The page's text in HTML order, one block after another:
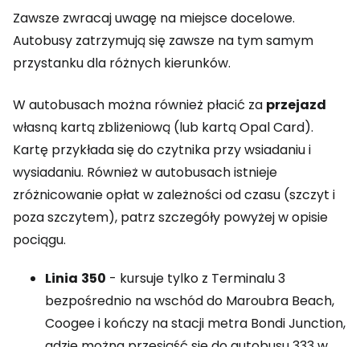
Zawsze zwracaj uwagę na miejsce docelowe.
Autobusy zatrzymują się zawsze na tym samym
przystanku dla różnych kierunków.
W autobusach można również płacić za przejazd
własną kartą zbliżeniową (lub kartą Opal Card).
Kartę przykłada się do czytnika przy wsiadaniu i
wysiadaniu. Również w autobusach istnieje
zróżnicowanie opłat w zależności od czasu (szczyt i
poza szczytem), patrz szczegóły powyżej w opisie
pociągu.
Linia 350 - kursuje tylko z Terminalu 3
bezpośrednio na wschód do Maroubra Beach,
Coogee i kończy na stacji metra Bondi Junction,